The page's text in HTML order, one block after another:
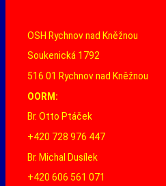
OSH Rychnov nad Kněžnou
Soukenická 1792
516 01 Rychnov nad Kněžnou
OORM:
Br. Otto Ptáček
+420 728 976 447
Br. Michal Dusílek
+420 606 561 071